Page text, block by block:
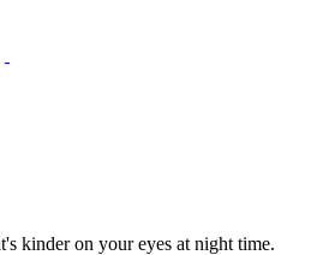
kinder on your eyes at night time.